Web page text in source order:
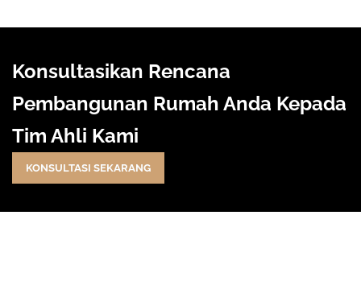
Konsultasikan Rencana
Pembangunan Rumah Anda Kepada
Tim Ahli Kami
KONSULTASI SEKARANG